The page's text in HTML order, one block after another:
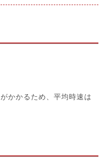
かかるため、平均時速は